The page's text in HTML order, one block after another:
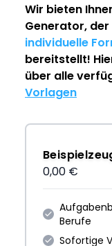
Wir bieten
Generator,
individuelle
bereitstellt!
über alle
Vorlagen
0,00 €
Berufe
Sofortige